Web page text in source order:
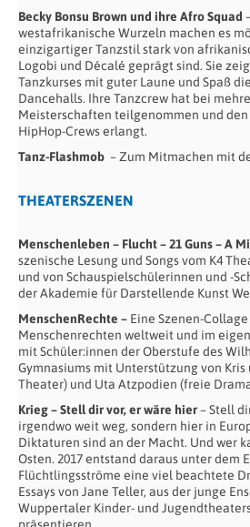
Becky Bonsu Brown und ihre Afro Squad
westafrikanische Wurzeln machen es
einzigartiger Tanzstil stark von
Logobi und Décalé geprägt sind. Sie
Tanzkurses mit guter Laune und Spaß
Dancehalls. Ihre Tanzcrew hat bei
Meisterschaften teilgenommen und
HipHop-Crews erlangt.
Tanz-Flashmob – Zum Mitmachen mit
THEATERSZENEN
Menschenleben – Flucht – 21 Guns – A
szenische Lesung und Songs vom K4
und von Schauspielschülerinnen und -
der Akademie für Darstellende Kunst
MenschenRechte – Eine Szenen-
Menschenrechten weltweit und im
mit Schüler:innen der Oberstufe des
Gymnasiums mit Unterstützung von Kris
Theater) und Uta Atzpodien (freie
Krieg – Stell dir vor, er wäre hier– Stell
irgendwo weit weg, sondern hier in
Diktaturen sind an der Macht. Und wer
Osten. 2017 entstand daraus unter dem
Flüchtlingsströme eine viel beachtete
Essays von Jane Teller, aus der junge
Wuppertaler Kinder- und